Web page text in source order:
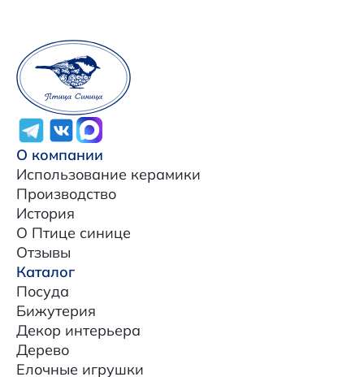
О компании
Использование керамики
Производство
История
О Птице синице
Отзывы
Каталог
Посуда
Бижутерия
Декор интерьера
Дерево
Елочные игрушки